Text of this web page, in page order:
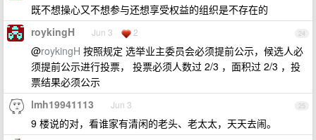
既不想操心又不想参与还想享受权益的组织是不存在的
24
roykingH Jun 3 2
@roykingH 按照规定 选举业主委员会必须提前公示，候选人必
须提前公示进行投票， 投票必须人数过 2/3 ，面积过 2/3 ，投
票结果必须公示
25
lmh19941113 Jun 3
9 楼说的对，看谁家有清闲的老头、老太太，天天去闹。